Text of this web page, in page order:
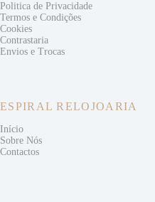
Politica de Privacidade
Termos e Condições
Cookies
Contrastaria
Envios e Trocas
ESPIRAL RELOJOARIA
Início
Sobre Nós
Contactos